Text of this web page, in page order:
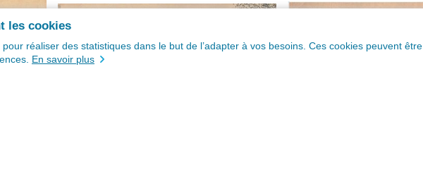
les cookies
réaliser des statistiques dans le but de l’adapter à vos besoins. Ces cookies peuvent être
En savoir plus